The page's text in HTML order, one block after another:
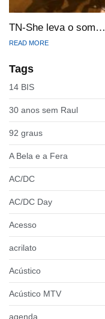
TN-She leva o som…
READ MORE
Tags
14 BIS
30 anos sem Raul
92 graus
A Bela e a Fera
AC/DC
AC/DC Day
Acesso
acrilato
Acústico
Acústico MTV
agenda